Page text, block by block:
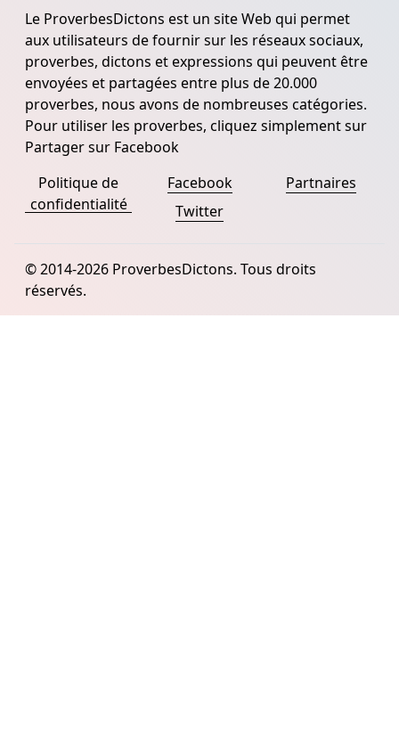
Le ProverbesDictons est un site Web qui permet
aux utilisateurs de fournir sur les réseaux sociaux,
proverbes, dictons et expressions qui peuvent être
envoyées et partagées entre plus de 20.000
proverbes, nous avons de nombreuses catégories.
Pour utiliser les proverbes, cliquez simplement sur
Partager sur Facebook
Politique de
confidentialité
Facebook
Twitter
Partnaires
© 2014-2026 ProverbesDictons. Tous droits
réservés.